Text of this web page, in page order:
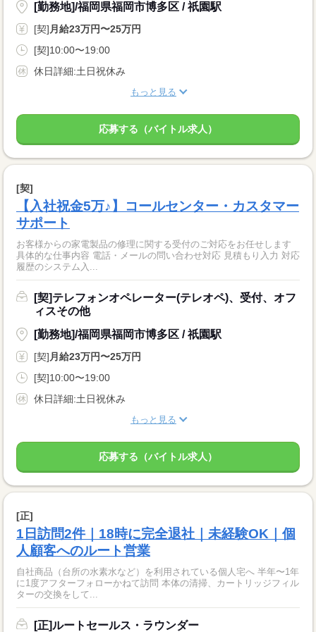
[勤務地]/福岡県福岡市博多区 / 祇園駅
[契]月給23万円〜25万円
[契]10:00〜19:00
休日詳細:土日祝休み
もっと見る
応募する（バイトル求人）
[契]
【入社祝金5万♪】コールセンター・カスタマー
サポート
お客様からの家電製品の修理に関する受付のご対応をお任せします
具体的な仕事内容 電話・メールの問い合わせ対応 見積もり入力 対応
履歴のシステム入...
[契]テレフォンオペレーター(テレオペ)、受付、オフ
ィスその他
[勤務地]/福岡県福岡市博多区 / 祇園駅
[契]月給23万円〜25万円
[契]10:00〜19:00
休日詳細:土日祝休み
もっと見る
応募する（バイトル求人）
[正]
1日訪問2件｜18時に完全退社｜未経験OK｜個
人顧客へのルート営業
自社商品（台所の水素水など）を利用されている個人宅へ 半年〜1年
に1度アフターフォローかねて訪問 本体の清掃、カートリッジフィル
ターの交換をして...
[正]ルートセールス・ラウンダー